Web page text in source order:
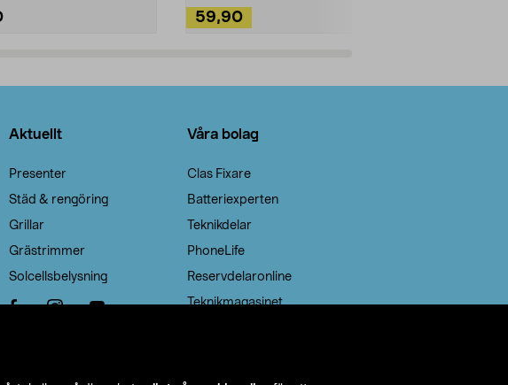
59,90
Aktuellt
Presenter
Städ & rengöring
Grillar
Grästrimmer
Solcellsbelysning
Våra bolag
Clas Fixare
Batteriexperten
Teknikdelar
PhoneLife
Reservdelaronline
Teknikmagasinet